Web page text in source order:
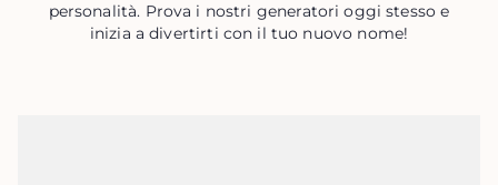
personalità. Prova i nostri generatori oggi stesso e
inizia a divertirti con il tuo nuovo nome!